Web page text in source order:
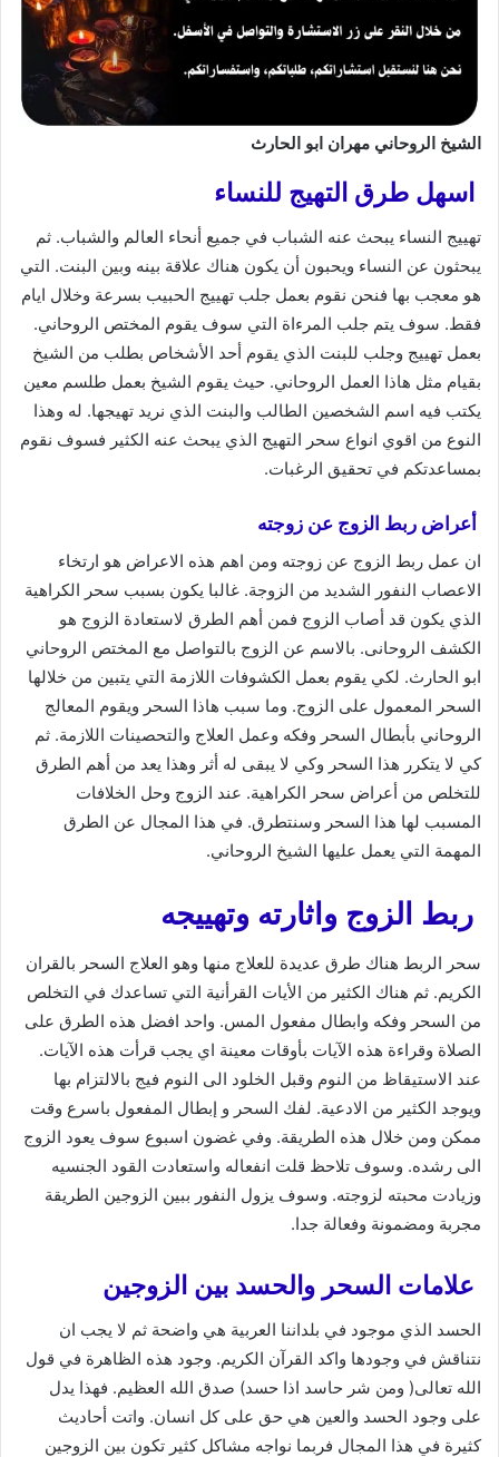
الشيخ الروحاني مهران ابو الحارث
اسهل طرق التهيج للنساء
تهييج النساء يبحث عنه الشباب في جميع أنحاء العالم والشباب. ثم
يبحثون عن النساء ويحبون أن يكون هناك علاقة بينه وبين البنت. التي
هو معجب بها فنحن نقوم بعمل جلب تهييج الحبيب بسرعة وخلال ايام
فقط. سوف يتم جلب المرءاة التي سوف يقوم المختص الروحاني.
بعمل تهييج وجلب للبنت الذي يقوم أحد الأشخاص بطلب من الشيخ
بقيام مثل هاذا العمل الروحاني. حيث يقوم الشيخ بعمل طلسم معين
يكتب فيه اسم الشخصين الطالب والبنت الذي نريد تهيجها. له وهذا
النوع من اقوي انواع سحر التهيج الذي يبحث عنه الكثير فسوف نقوم
بمساعدتكم في تحقيق الرغبات.
أعراض ربط الزوج عن زوجته
ان عمل ربط الزوج عن زوجته ومن اهم هذه الاعراض هو ارتخاء
الاعصاب النفور الشديد من الزوجة. غالبا يكون بسبب سحر الكراهية
الذي يكون قد أصاب الزوج فمن أهم الطرق لاستعادة الزوج هو
الكشف الروحانى. بالاسم عن الزوج بالتواصل مع المختص الروحاني
ابو الحارث. لكي يقوم بعمل الكشوفات اللازمة التي يتبين من خلالها
السحر المعمول على الزوج. وما سبب هاذا السحر ويقوم المعالج
الروحاني بأبطال السحر وفكه وعمل العلاج والتحصينات اللازمة. ثم
كي لا يتكرر هذا السحر وكي لا يبقى له أثر وهذا يعد من أهم الطرق
للتخلص من أعراض سحر الكراهية. عند الزوج وحل الخلافات
المسبب لها هذا السحر وسنتطرق. في هذا المجال عن الطرق
المهمة التي يعمل عليها الشيخ الروحاني.
ربط الزوج واثارته وتهييجه
سحر الربط هناك طرق عديدة للعلاج منها وهو العلاج السحر بالقران
الكريم. ثم هناك الكثير من الأيات القرأنية التي تساعدك في التخلص
من السحر وفكه وابطال مفعول المس. واحد افضل هذه الطرق على
الصلاة وقراءة هذه الآيات بأوقات معينة اي يجب قرأت هذه الآيات.
عند الاستيقاظ من النوم وقبل الخلود الى النوم فيج بالالتزام بها
ويوجد الكثير من الادعية. لفك السحر و إبطال المفعول باسرع وقت
ممكن ومن خلال هذه الطريقة. وفي غضون اسبوع سوف يعود الزوج
الى رشده. وسوف تلاحظ قلت انفعاله واستعادت القود الجنسيه
وزيادت محبته لزوجته. وسوف يزول النفور ببين الزوجين الطريقة
مجربة ومضمونة وفعالة جدا.
علامات السحر والحسد بين الزوجين
الحسد الذي موجود في بلداننا العربية هي واضحة ثم لا يجب ان
نتناقش في وجودها واكد القرآن الكريم. وجود هذه الظاهرة في قول
الله تعالى( ومن شر حاسد اذا حسد) صدق الله العظيم. فهذا يدل
على وجود الحسد والعين هي حق على كل انسان. واتت أحاديث
كثيرة في هذا المجال فربما نواجه مشاكل كثير تكون بين الزوجين